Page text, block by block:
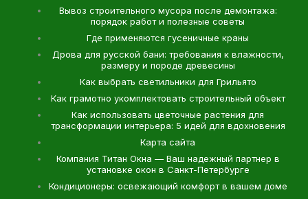
Вывоз строительного мусора после демонтажа:
порядок работ и полезные советы
Где применяются гусеничные краны
Дрова для русской бани: требования к влажности,
размеру и породе древесины
Как выбрать светильники для Грильято
Как грамотно укомплектовать строительный объект
Как использовать цветочные растения для
трансформации интерьера: 5 идей для вдохновения
Карта сайта
Компания Титан Окна — Ваш надежный партнер в
установке окон в Санкт-Петербурге
Кондиционеры: освежающий комфорт в вашем доме